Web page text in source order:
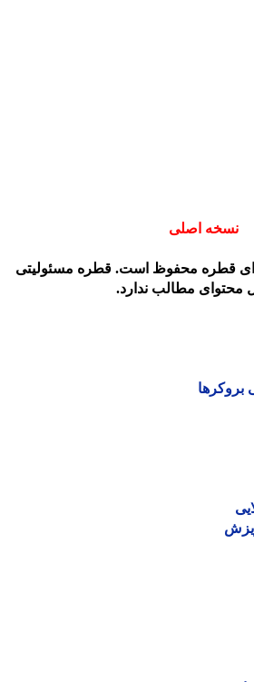
نسخه اصلی
محفوظ است. قطره مسئولیتی
مطالب ندارد.